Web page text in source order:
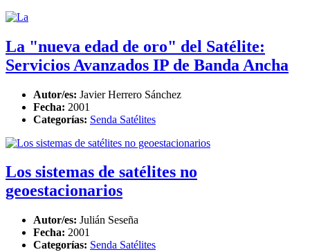
La "nueva edad de oro" del Satélite:
Servicios Avanzados IP de Banda Ancha
Autor/es: Javier Herrero Sánchez
Fecha: 2001
Categorías: Senda Satélites
Los sistemas de satélites no
geoestacionarios
Autor/es: Julián Seseña
Fecha: 2001
Categorías: Senda Satélites